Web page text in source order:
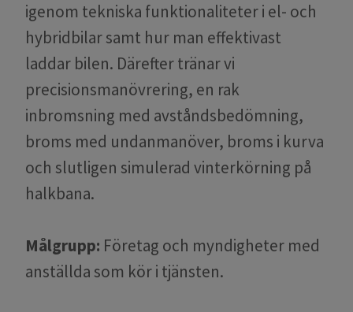
igenom tekniska funktionaliteter i el- och
hybridbilar samt hur man effektivast
laddar bilen. Därefter tränar vi
precisionsmanövrering, en rak
inbromsning med avståndsbedömning,
broms med undanmanöver, broms i kurva
och slutligen simulerad vinterkörning på
halkbana.
Målgrupp: Företag och myndigheter med
anställda som kör i tjänsten.